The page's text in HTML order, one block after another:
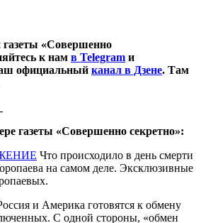
«Совершенно
к нам в Telegram и
официальный канал в Дзене. Там
газеты «Совершенно секретно»:
Что происходило в день смерти
на самом деле. Эксклюзивные
и Америка готовятся к обмену
С одной стороны, «обмен